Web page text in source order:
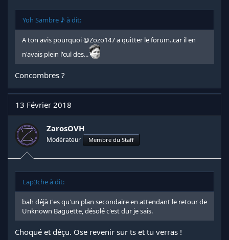
Yoh Sambre ♪ à dit:
A ton avis pourquoi@Zozo147a quitter le forum..car il en
n'avais plein l'cul des...
Concombres ?
13 Février 2018
ZarosOVH
Modérateur Membre du Staff
Lap3che à dit:
bah déjà t'es qu'un plan secondaire en attendant le retour de
Unknown Baguette, désolé c'est dur je sais.
Choqué et déçu. Ose revenir sur ts et tu verras !